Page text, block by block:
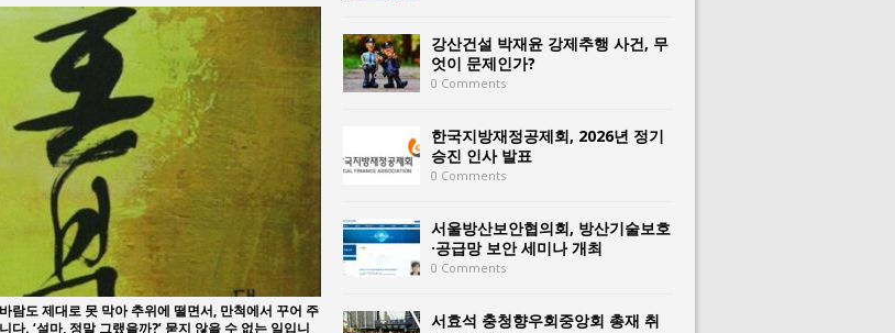
람도 제대로 못 막아 추위에 떨면서, 만척에서 꾸어 주
. ‘설마, 정말 그랬을까?’ 묻지 않을 수 없는 일입니
강산건설 박재윤 강제추행 사건, 무
엇이 문제인가?
0 Comments
한국지방재정공제회, 2026년 정기
승진 인사 발표
0 Comments
서울방산보안협의회, 방산기술보호
·공급망 보안 세미나 개최
0 Comments
서효석 충청향우회중앙회 총재 취